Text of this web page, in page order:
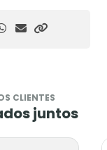
CLIENTES
juntos